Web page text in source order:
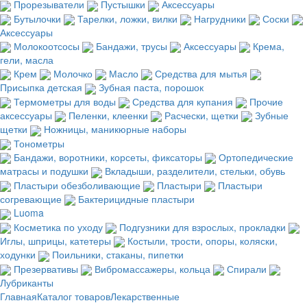
Прорезыватели
Пустышки
Аксессуары
Бутылочки
Тарелки, ложки, вилки Нагрудники
Соски
Аксессуары
Молокоотсосы
Бандажи, трусы Аксессуары
Крема,
гели, масла
Крем
Молочко Масло
Средства для мытья
Присыпка детская
Зубная паста, порошок
Термометры для воды
Средства для купания
Прочие
аксессуары
Пеленки, клеенки Расчески, щетки
Зубные
щетки
Ножницы, маникюрные наборы
Тонометры
Бандажи, воротники, корсеты, фиксаторы
Ортопедические
матрасы и подушки
Вкладыши, разделители, стельки, обувь
Пластыри обезболивающие
Пластыри
Пластыри
согревающие
Бактерицидные пластыри
Luoma
Косметика по уходу
Подгузники для взрослых, прокладки
Иглы, шприцы, катетеры
Костыли, трости, опоры, коляски,
ходунки
Поильники, стаканы, пипетки
Презервативы
Вибромассажеры, кольца
Спирали
Лубриканты
ГлавнаяКаталог товаровЛекарственные